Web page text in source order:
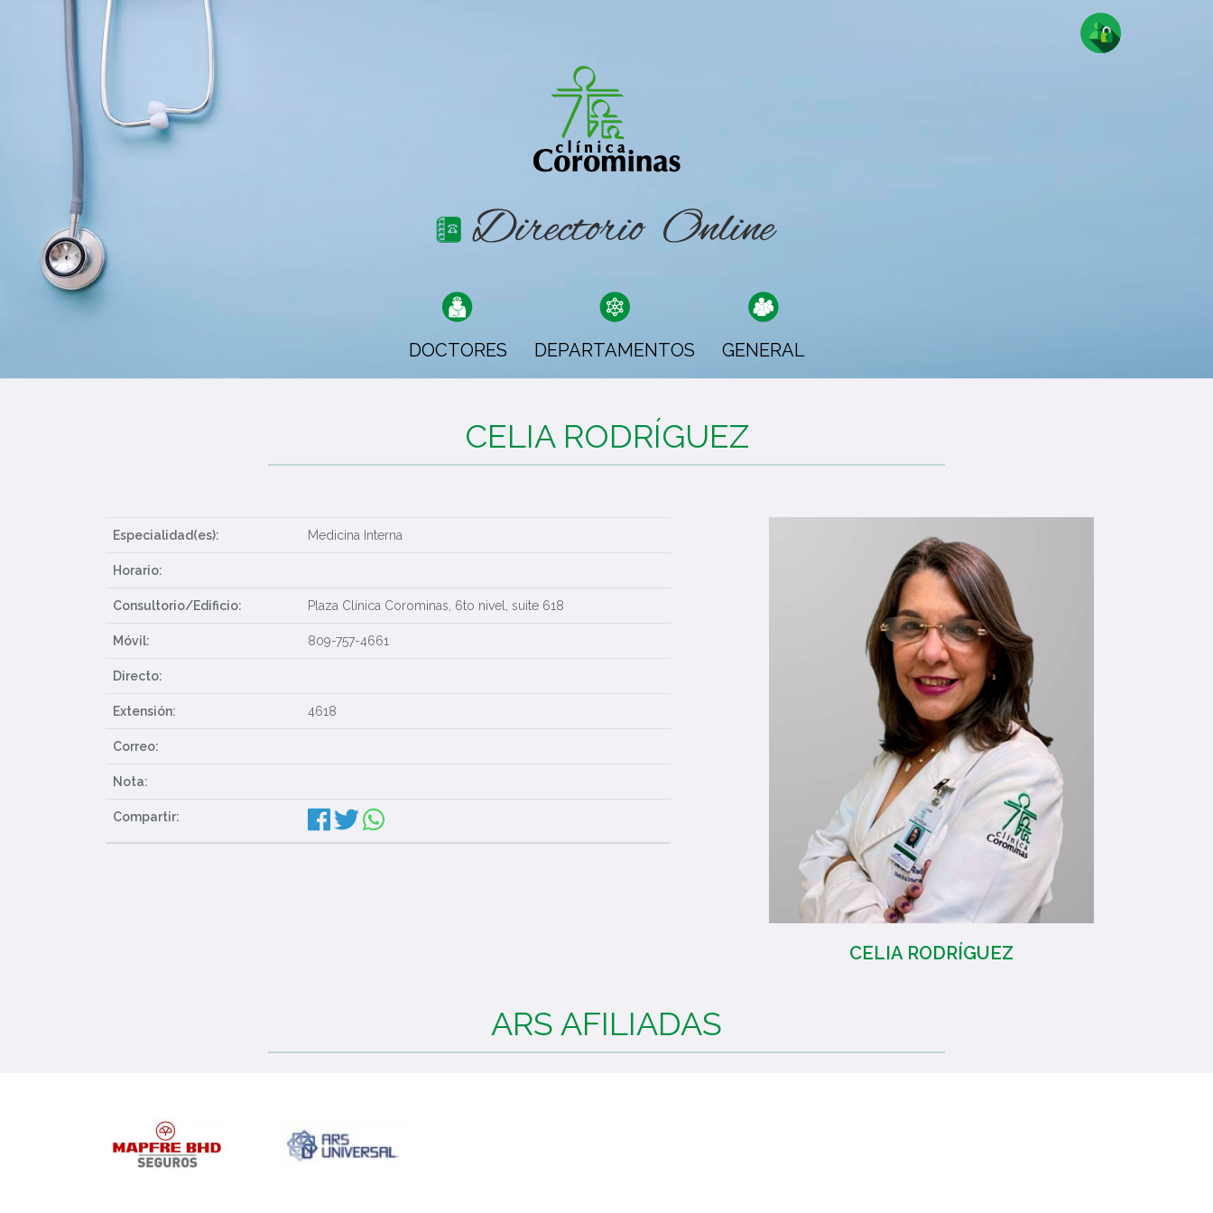
DOCTORES DEPARTAMENTOS GENERAL
CELIA RODRÍGUEZ
Especialidad(es): Medicina Interna
Horario:
Consultorio/Edificio: Plaza Clínica Corominas, 6to nivel, suite 618
Móvil: 809-757-4661
Directo:
Extensión: 4618
Correo:
Nota:
Compartir:
CELIA RODRÍGUEZ
ARS AFILIADAS